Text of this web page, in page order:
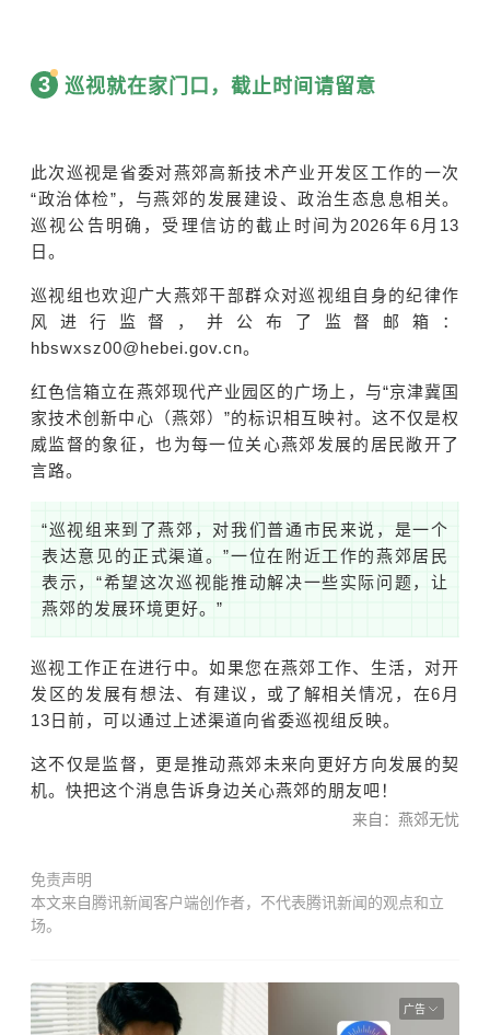
3 巡视就在家门口，截止时间请留意
此次巡视是省委对燕郊高新技术产业开发区工作的一次
“政治体检”，与燕郊的发展建设、政治生态息息相关。
巡视公告明确，受理信访的截止时间为2026年6月13
日。
巡视组也欢迎广大燕郊干部群众对巡视组自身的纪律作
风进行监督，并公布了监督邮箱：
hbswxsz00@hebei.gov.cn。
红色信箱立在燕郊现代产业园区的广场上，与“京津冀国
家技术创新中心（燕郊）”的标识相互映衬。这不仅是权
威监督的象征，也为每一位关心燕郊发展的居民敞开了
言路。
“巡视组来到了燕郊，对我们普通市民来说，是一个
表达意见的正式渠道。”一位在附近工作的燕郊居民
表示，“希望这次巡视能推动解决一些实际问题，让
燕郊的发展环境更好。”
巡视工作正在进行中。如果您在燕郊工作、生活，对开
发区的发展有想法、有建议，或了解相关情况，在6月
13日前，可以通过上述渠道向省委巡视组反映。
这不仅是监督，更是推动燕郊未来向更好方向发展的契
机。快把这个消息告诉身边关心燕郊的朋友吧！
来自：燕郊无忧
免责声明
本文来自腾讯新闻客户端创作者，不代表腾讯新闻的观点和立
场。
广告